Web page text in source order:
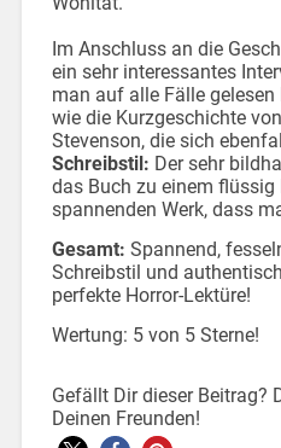
Im Anschluss an die
ein sehr interessantes
man auf alle Fälle
wie die Kurzgeschichte
Stevenson, die sich
Schreibstil: Der sehr
das Buch zu einem flüssig
spannenden Werk, dass
Gesamt: Spannend,
Schreibstil und
perfekte Horror-Lektüre!
Wertung: 5 von 5 Sterne!
Gefällt Dir dieser Beitrag?
Deinen Freunden!